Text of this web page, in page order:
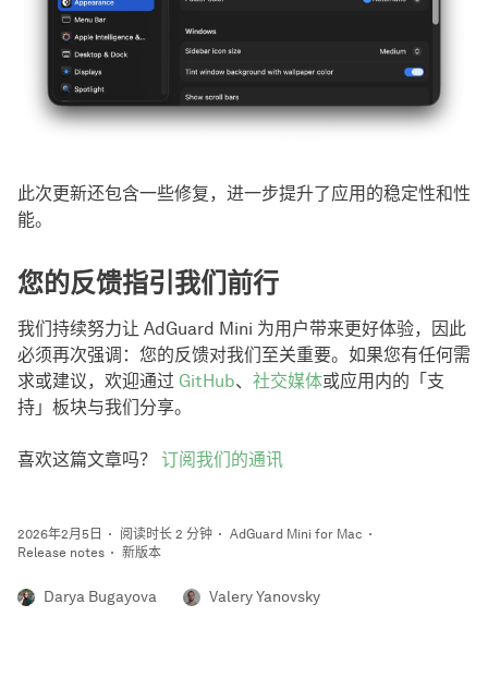
此次更新还包含一些修复，进一步提升了应用的稳定性和性
能。
您的反馈指引我们前行
我们持续努力让 AdGuard Mini 为用户带来更好体验，因此
必须再次强调：您的反馈对我们至关重要。如果您有任何需
求或建议，欢迎通过 GitHub、 社交媒体或应用内的「支
持」板块与我们分享。
喜欢这篇文章吗？ 订阅我们的通讯
2026年2月5日 阅读时长 2 分钟
AdGuard Mini for Mac
Release notes
新版本
Darya Bugayova Valery Yanovsky